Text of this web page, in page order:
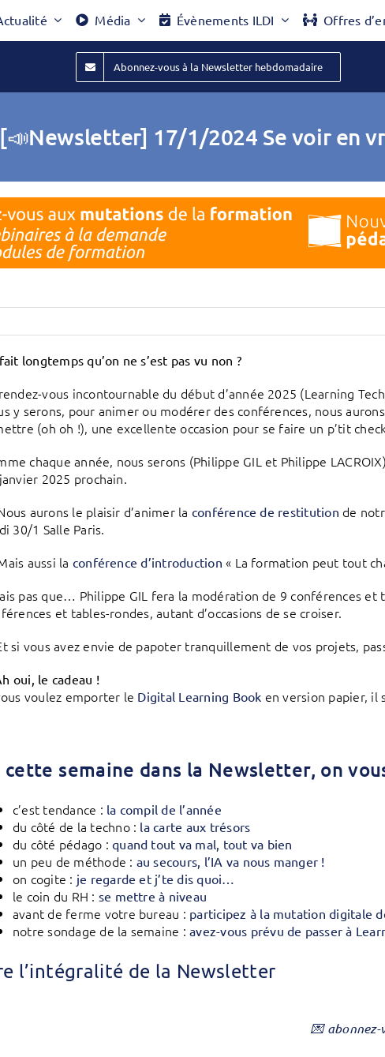
Média Évènements ILDI Offres
Abonnez-vous à la Newsletter hebdomadaire
[📣Newsletter] 17/1/2024 Se voir en
longtemps qu’on ne s’est pas vu non ?
vous incontournable du début d’année 2025 (Learning
y serons, pour animer ou modérer des conférences, nous
(oh oh !), une excellente occasion pour se faire un p’tit
chaque année, nous serons (Philippe GIL et Philippe
2025 prochain.
aurons le plaisir d’animer la conférence de restitution de
30/1 Salle Paris.
aussi la conférence d’introduction « La formation peut tout
pas que… Philippe GIL fera la modération de 9 conférences et
et tables-rondes, autant d’occasions de se croiser.
si vous avez envie de papoter tranquillement de vos projets,
oui, le cadeau !
voulez emporter le Digital Learning Book en version papier, il
semaine dans la Newsletter, on
c’est tendance : la compil de l’année
du côté de la techno : la carte aux trésors
du côté pédago :quand tout va mal, tout va bien
un peu de méthode : au secours, l’IA va nous manger !
on cogite : je regarde et j’te dis quoi…
le coin du RH : se mettre à niveau
avant de ferme votre bureau : participez à la mutation digitale
notre sondage de la semaine :avez-vous prévu de passer à
l’intégralité de la Newsletter
💌 abonnez-